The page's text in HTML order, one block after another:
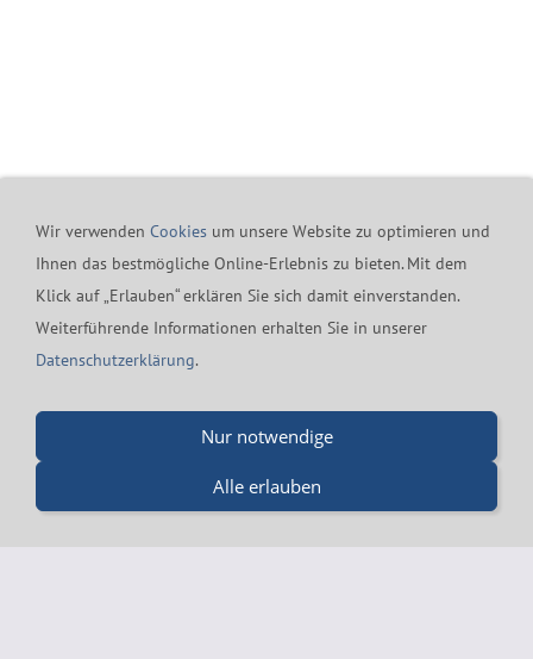
MEHR ERFAHREN
Kontakt 24h-Notfall-Hotline Cookies
Versand & Zahlung
Datenschutzerklärung
AGB
Merz GmbH - Beinheimer Straße 19 - 76437 Rastatt - Tel.:
drucklufttechnik.de
Wir verwenden Cookies um unsere Website zu optimieren und
Ihnen das bestmögliche Online-Erlebnis zu bieten. Mit dem
Klick auf „Erlauben“ erklären Sie sich damit einverstanden.
Weiterführende Informationen erhalten Sie in unserer
Datenschutzerklärung.
Nur notwendige
Alle erlauben